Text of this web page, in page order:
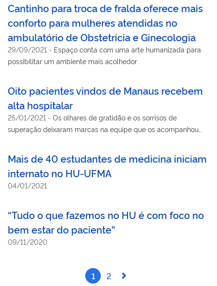
Cantinho para troca de fralda oferece mais
conforto para mulheres atendidas no
ambulatório de Obstetrícia e Ginecologia
29/09/2021 - Espaço conta com uma arte humanizada para
possibilitar um ambiente mais acolhedor
Oito pacientes vindos de Manaus recebem
alta hospitalar
25/01/2021 - Os olhares de gratidão e os sorrisos de
superação deixaram marcas na equipe que os acompanhou
Mais de 40 estudantes de medicina iniciam
internato no HU-UFMA
04/01/2021
“Tudo o que fazemos no HU é com foco no
bem estar do paciente”
09/11/2020
1 2